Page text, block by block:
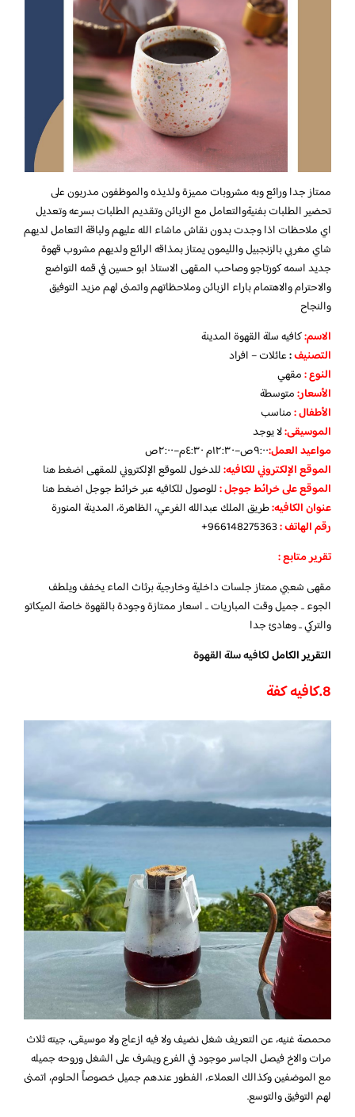
ممتاز جدا ورائع وبه مشروبات مميزة ولذيذه والموظفون مدربون على
تحضير الطلبات بفنيةوالتعامل مع الزبائن وتقديم الطلبات بسرعه وتعديل
اي ملاحظات اذا وجدت بدون نقاش ماشاء الله عليهم ولباقة التعامل لديهم
شاي مغربي بالزنجبيل والليمون يمتاز بمذاقه الرائع ولديهم مشروب قهوة
جديد اسمه كورتاجو وصاحب المقهى الاستاذ ابو حسين في قمه التواضع
والاحترام والاهتمام باراء الزبائن وملاحظاتهم واتمنى لهم مزيد التوفيق
والنجاح
الاسم:كافيه سلة القهوة المدينة
التصنيف:عائلات – افراد
النوع :مقهي
الأسعار:متوسطة
الأطفال:مناسب
الموسيقى:لا يوجد
مواعيد العمل:٩:٠٠ص–١٢:٣٠م ٤:٣٠م–٢:٠٠ص
الموقع الإلكتروني للكافيه:للدخول للموقع الإلكتروني للمقهىاضغط هنا
الموقع على خرائط جوجل:للوصول للكافيه عبر خرائط جوجلاضغط هنا
عنوان الكافيه:طريق الملك عبدالله الفرعي، الظاهرة، المدينة المنورة
رقم الهاتف :966148275363+
تقرير متابع :
مقهى شعبي ممتاز جلسات داخلية وخارجية برثاث الماء يخفف ويلطف
الجوء .. جميل وقت المباريات .. اسعار ممتازة وجودة بالقهوة خاصة الميكاتو
والتركي .. وهادئ جدا
التقرير الكامللكافيه سلة القهوة
8.كافيه كفة
محمصة غنيه، عن التعريف شغل نضيف ولا فيه ازعاج ولا موسيقى، جيته ثلاث
مرات والاخ فيصل الجاسر موجود في الفرع ويشرف على الشغل وروحه جميله
مع الموضفين وكذالك العملاء، الفطور عندهم جميل خصوصاً الحلوم، اتمنى
لهم التوفيق والتوسع.